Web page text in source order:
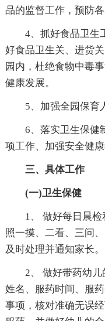
品的监督工作，预防各
4、抓好食品卫生
好食品卫生关、进货
园内，杜绝食物中毒
健康发展。
5、加强全园保育
6、落实卫生保健
项工作、加强安全健康
三、具体工作
(一)卫生保健
1、 做好每日晨
照一摸、二看、三问
及时处理并通知家长。
2、 做好带药幼
姓名、服药时间、服
事项，核对准确无误